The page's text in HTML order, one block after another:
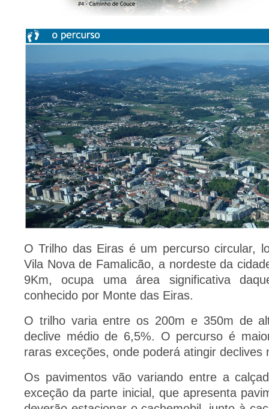
O Trilho das Eiras é um percurso circular,
Vila Nova de Famalicão, a nordeste da
9Km, ocupa uma área significativa
conhecido por Monte das Eiras.
O trilho varia entre os 200m e 350m de
declive médio de 6,5%. O percurso é
raras exceções, onde poderá atingir declives
Os pavimentos vão variando entre a
exceção da parte inicial, que apresenta